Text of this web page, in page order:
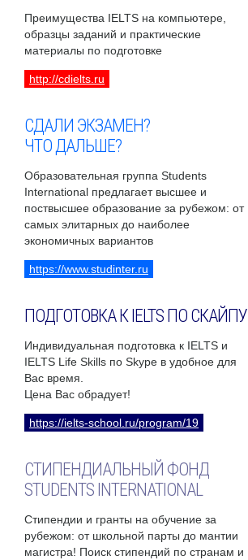
Преимущества IELTS на компьютере,
образцы заданий и практические
материалы по подготовке
http://cdielts.ru
СДАЛИ ЭКЗАМЕН?
ЧТО ДАЛЬШЕ?
Образовательная группа Students
International предлагает высшее и
поствысшее образование за рубежом: от
самых элитарных до наиболее
экономичных вариантов
https://www.studinter.ru
ПОДГОТОВКА К IELTS ПО СКАЙПУ
Индивидуальная подготовка к IELTS и
IELTS Life Skills по Skype в удобное для
Вас время.
Цена Вас обрадует!
https://ielts-school.ru/program/19
СТИПЕНДИАЛЬНЫЙ ФОНД
STUDENTS INTERNATIONAL
Стипендии и гранты на обучение за
рубежом: от школьной парты до мантии
магистра! Поиск стипендий по странам и